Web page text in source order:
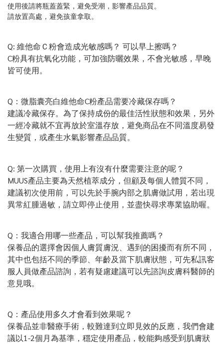
使用後請將瓶蓋蓋緊，避免受潮，影響產品品質。
請放置高處，避免孩童拿取。
Q: 維他命Ｃ粉會造成光敏感嗎？ 可以早上擦嗎？
C粉具有抗氧化功能，可加強防曬效果，不會光敏感，早晚
皆可使用。
Q：微脂囊亮白維他命C粉產品需要冷藏保存嗎？
建議冷藏保存。為了保持成份的最佳活性狀態和效果，另外
一經冷藏就不宜再放於室溫存放，避免商品在不同溫度易發
生變質，或產生水氣影響產品品質。
Q: 第一次購買，使用上有沒有什麼需要注意的呢？
MUUS產品主要為天然植萃成分，但顧及每個人體質不同，
建議初次使用前，可以先於手腕内部之肌膚做試用，若出現
異常紅腫過敏，請立即停止使用，並盡快尋求專業協助喔。
Q：我適合用哪一些產品，可以幫我推薦嗎？
保養品的選擇會因個人膚質膚況、遇到的困擾而有所不同，
其中也包括不同的季節、年齡及當下肌膚狀態，可先私訊客
服人員做產品諮詢，若有疑慮建議可以先諮詢皮膚科醫師的
意見哦。
Q：產品使用多久才會看到效果呢？
保養品並非醫療手術，較難達到立即見效的反應，我們會建
議以1-2個月為基準，穩定使用產品，較能夠感受到肌膚狀